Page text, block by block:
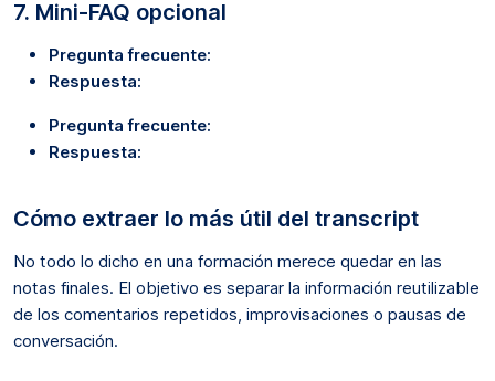
7. Mini-FAQ opcional
Pregunta frecuente:
Respuesta:
Pregunta frecuente:
Respuesta:
Cómo extraer lo más útil del transcript
No todo lo dicho en una formación merece quedar en las
notas finales. El objetivo es separar la información reutilizable
de los comentarios repetidos, improvisaciones o pausas de
conversación.